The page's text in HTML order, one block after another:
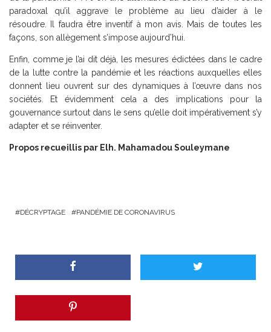
paradoxal qu’il aggrave le problème au lieu d’aider à le
résoudre. Il faudra être inventif à mon avis. Mais de toutes les
façons, son allègement s’impose aujourd’hui.
Enfin, comme je l’ai dit déjà, les mesures édictées dans le cadre
de la lutte contre la pandémie et les réactions auxquelles elles
donnent lieu ouvrent sur des dynamiques à l’œuvre dans nos
sociétés. Et évidemment cela a des implications pour la
gouvernance surtout dans le sens qu’elle doit impérativement s’y
adapter et se réinventer.
Propos recueillis par Elh. Mahamadou Souleymane
DÉCRYPTAGE PANDÉMIE DE CORONAVIRUS